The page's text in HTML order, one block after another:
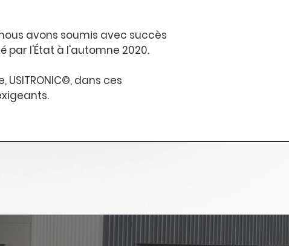
avons soumis avec succès
par l'État à l'automne 2020.
dans ces